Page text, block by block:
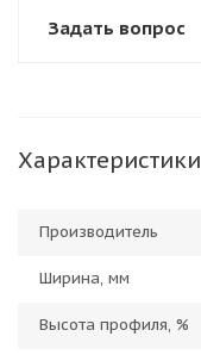
Задать вопрос
Характеристики
Производитель
Ширина, мм
Высота профиля, %